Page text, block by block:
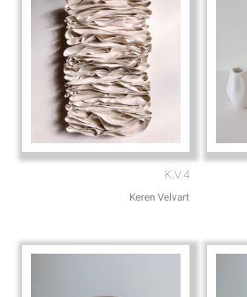
K.V.4
Keren Velvart